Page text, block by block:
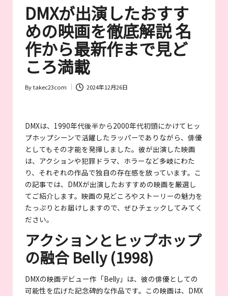
DMXが出演したおすす
めの映画を徹底解説 名
作から最新作まで見ど
ころ満載
Posted
Bytakec23com 2024年12月26日
DMXは、1990年代後半から2000年代初頭にかけてヒッ
プホップシーンで活躍したラッパーでありながら、俳優
としてもその才能を発揮しました。彼が出演した映画
は、アクションや犯罪ドラマ、ホラーなど多岐にわた
り、それぞれの作品で独自の存在感を放っています。こ
の記事では、DMXが出演したおすすめの映画を厳選し
てご紹介します。映画の見どころやストーリーの魅力を
たっぷりとお届けしますので、ぜひチェックしてみてく
ださい。
アクションとヒップホップ
の融合 Belly (1998)
DMXの映画デビュー作「Belly」は、彼の俳優としての
可能性を広げた記念碑的な作品です。この映画は、DMX